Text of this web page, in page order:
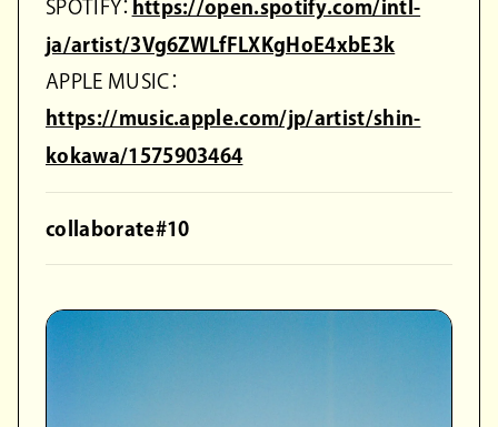
SPOTIFY： https://open.spotify.com/intl-
ja/artist/3Vg6ZWLfFLXKgHoE4xbE3k
APPLE MUSIC：
https://music.apple.com/jp/artist/shin-
kokawa/1575903464
collaborate#10